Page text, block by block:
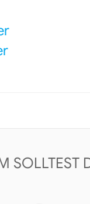
SOLLTEST